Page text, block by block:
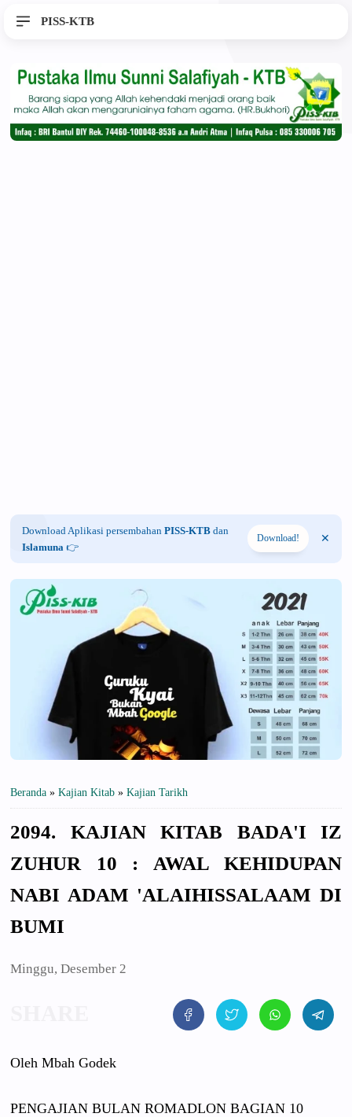
PISS-KTB
Download Aplikasi persembahan PISS-KTB dan
Islamuna 👉
Download!
Beranda » Kajian Kitab » Kajian Tarikh
2094. KAJIAN KITAB BADA'I IZ
ZUHUR 10 : AWAL KEHIDUPAN
NABI ADAM 'ALAIHISSALAAM DI
BUMI
Minggu, Desember 2
Oleh Mbah Godek
PENGAJIAN BULAN ROMADLON BAGIAN 10